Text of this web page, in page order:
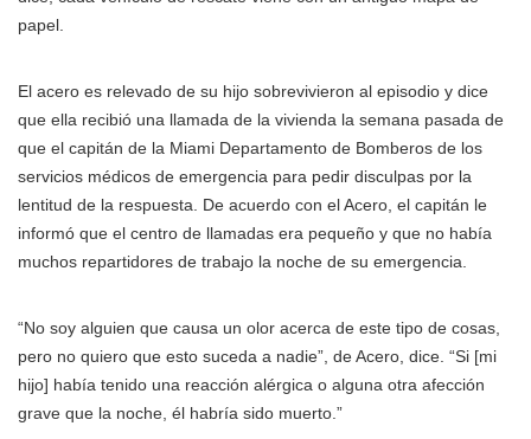
papel.
El acero es relevado de su hijo sobrevivieron al episodio y dice
que ella recibió una llamada de la vivienda la semana pasada de
que el capitán de la Miami Departamento de Bomberos de los
servicios médicos de emergencia para pedir disculpas por la
lentitud de la respuesta. De acuerdo con el Acero, el capitán le
informó que el centro de llamadas era pequeño y que no había
muchos repartidores de trabajo la noche de su emergencia.
“No soy alguien que causa un olor acerca de este tipo de cosas,
pero no quiero que esto suceda a nadie”, de Acero, dice. “Si [mi
hijo] había tenido una reacción alérgica o alguna otra afección
grave que la noche, él habría sido muerto.”